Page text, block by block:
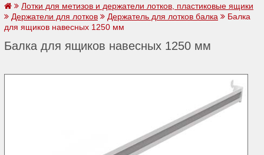
Лотки для метизов и держатели лотков, пластиковые ящики
Держатели для лотков
Держатель для лотков балка
Балка
для ящиков навесных 1250 мм
Балка для ящиков навесных 1250 мм